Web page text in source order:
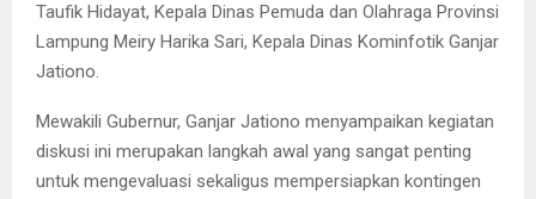
Taufik Hidayat, Kepala Dinas Pemuda dan Olahraga Provinsi
Lampung Meiry Harika Sari, Kepala Dinas Kominfotik Ganjar
Jationo.
Mewakili Gubernur, Ganjar Jationo menyampaikan kegiatan
diskusi ini merupakan langkah awal yang sangat penting
untuk mengevaluasi sekaligus mempersiapkan kontingen